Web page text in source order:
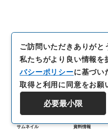
サムネイル 資料情報
ご訪問いただきありがと
私たちがより良い情報を
バシーポリシーに基づい
取得と利用に同意をお願
必要最小限